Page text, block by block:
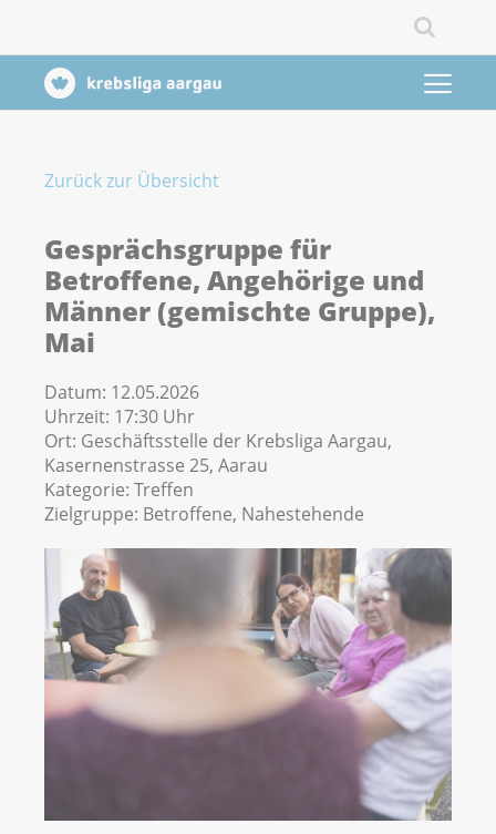
Zurück zur Übersicht
Gesprächsgruppe für
Betroffene, Angehörige und
Männer (gemischte Gruppe),
Mai
Datum: 12.05.2026
Uhrzeit: 17:30 Uhr
Ort: Geschäftsstelle der Krebsliga Aargau,
Kasernenstrasse 25, Aarau
Kategorie: Treffen
Zielgruppe: Betroffene, Nahestehende